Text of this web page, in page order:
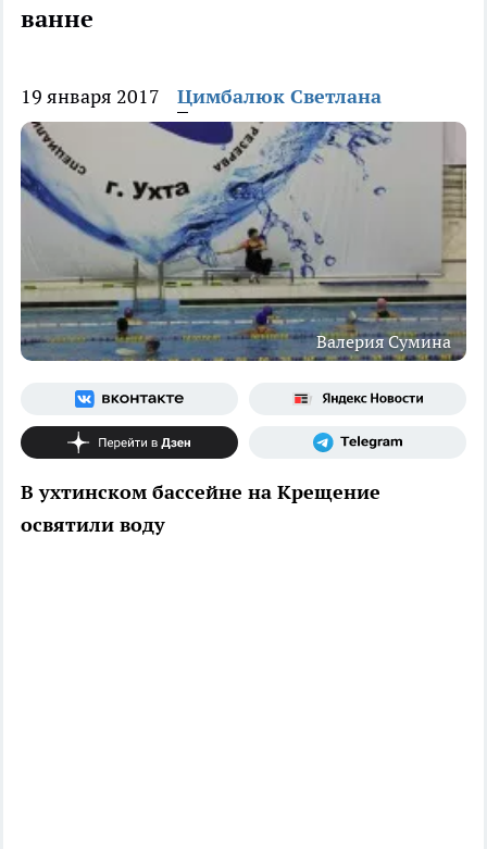
ванне
19 января 2017 Цимбалюк Светлана
Валерия Сумина
В ухтинском бассейне на Крещение
освятили воду